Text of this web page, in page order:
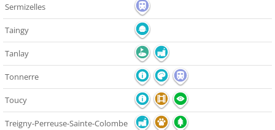
Sermizelles
Taingy
Tanlay
Tonnerre
Toucy
Treigny-Perreuse-Sainte-Colombe